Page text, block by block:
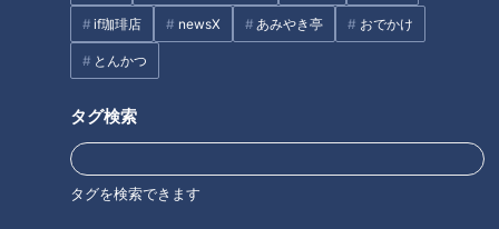
if珈琲店 newsX あみやき亭 おでかけ
とんかつ
タグ検索
タグを検索できます
修復には多額の費用もかかったといいますが、石川さんの思い
はそれを上回ります。
「SLはひとつの歴史なので、本とか絵じゃなくて、動く当時
こういった思いから、ひとりで修復作業を続けてきました。